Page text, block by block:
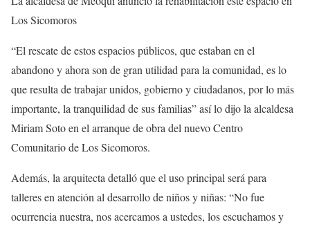
Los Sicomoros
“El rescate de estos espacios públicos, que estaban en el
abandono y ahora son de gran utilidad para la comunidad, es lo
que resulta de trabajar unidos, gobierno y ciudadanos, por lo más
importante, la tranquilidad de sus familias” así lo dijo la alcaldesa
Miriam Soto en el arranque de obra del nuevo Centro
Comunitario de Los Sicomoros.
Además, la arquitecta detalló que el uso principal será para
talleres en atención al desarrollo de niños y niñas: “No fue
ocurrencia nuestra, nos acercamos a ustedes, los escuchamos y